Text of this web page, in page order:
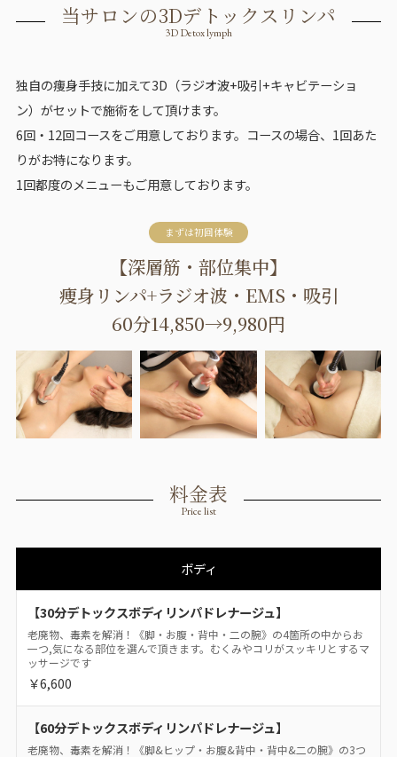
当サロンの3Dデトックスリンパ
3D Detox lymph
独自の痩身手技に加えて3D（ラジオ波+吸引+キャビテーショ
ン）がセットで施術をして頂けます。
6回・12回コースをご用意しております。コースの場合、1回あた
りがお特になります。
1回都度のメニューもご用意しております。
まずは初回体験
【深層筋・部位集中】
痩身リンパ+ラジオ波・EMS・吸引
60分14,850→9,980円
料金表
Price list
ボディ
【30分デトックスボディリンパドレナージュ】
老廃物、毒素を解消！《脚・お腹・背中・二の腕》の4箇所の中からお
一つ,気になる部位を選んで頂きます。むくみやコリがスッキリとするマ
ッサージです
￥6,600
【60分デトックスボディリンパドレナージュ】
老廃物、毒素を解消！《脚&ヒップ・お腹&背中・背中&二の腕》の3つ